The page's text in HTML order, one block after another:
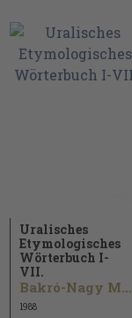
Uralisches
Etymologisches
Wörterbuch I-
VII.
Bakró-Nagy Marianne...
1988